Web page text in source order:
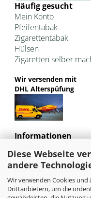
Diese Webseite
andere
Wir verwenden Cookies und
Drittanbietern, um die
Häufig gesucht
Mein Konto
Pfeifentabak
Zigarettentabak
Hülsen
Zigaretten selber
Wir versenden mit
DHL Alterspüfung
Informationen
Jugendschutz
Bild und
Tabak Pedia
Weiterleitung von